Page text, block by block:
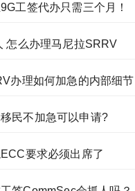
工签代办只需三个月！
怎么办理马尼拉SRRV
办理如何加急的内部细节
民不加急可以申请?
要求必须出席了